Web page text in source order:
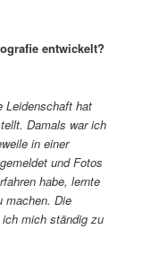
entwickelt?
Leidenschaft hat
Damals war ich
in einer
und Fotos
habe, lernte
machen. Die
mich ständig zu